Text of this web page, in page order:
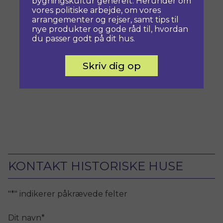
KONTAKT HISTORISKE HUSE
"*" indikerer påkrævede felter
Dit navn*
vores politiske arbejde, om vores
arrangementer og rejser, samt tips til
nye produkter og gode råd til, hvordan
du passer godt på dit hus.
Skriv dig op